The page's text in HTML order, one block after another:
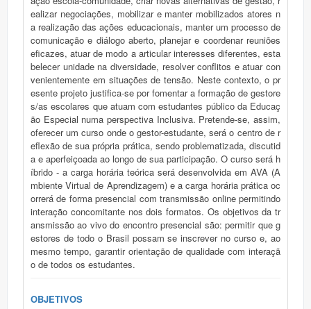
ealizar negociações, mobilizar e manter mobilizados atores n
a realização das ações educacionais, manter um processo de
comunicação e diálogo aberto, planejar e coordenar reuniões
eficazes, atuar de modo a articular interesses diferentes, esta
belecer unidade na diversidade, resolver conflitos e atuar con
venientemente em situações de tensão. Neste contexto, o pr
esente projeto justifica-se por fomentar a formação de gestore
s/as escolares que atuam com estudantes público da Educaç
ão Especial numa perspectiva Inclusiva. Pretende-se, assim,
oferecer um curso onde o gestor-estudante, será o centro de r
eflexão de sua própria prática, sendo problematizada, discutid
a e aperfeiçoada ao longo de sua participação. O curso será h
íbrido - a carga horária teórica será desenvolvida em AVA (A
mbiente Virtual de Aprendizagem) e a carga horária prática oc
orrerá de forma presencial com transmissão online permitindo
interação concomitante nos dois formatos. Os objetivos da tr
ansmissão ao vivo do encontro presencial são: permitir que g
estores de todo o Brasil possam se inscrever no curso e, ao
mesmo tempo, garantir orientação de qualidade com interaçã
o de todos os estudantes.
OBJETIVOS